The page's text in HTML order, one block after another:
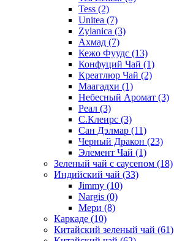
Tess (2)
Unitea (7)
Zylanica (3)
Ахмад (7)
Кежо Фуудс (13)
Конфуций Чай (1)
Креатлюр Чай (2)
Маагадхи (1)
Небесный Аромат (3)
Реал (3)
С.Клеирс (3)
Сан Дэлмар (11)
Черный Дракон (23)
Элемент Чай (1)
Зеленый чай с саусепом (18)
Индийский чай (33)
Jimmy (10)
Nargis (0)
Мери (8)
Каркаде (10)
Китайский зеленый чай (61)